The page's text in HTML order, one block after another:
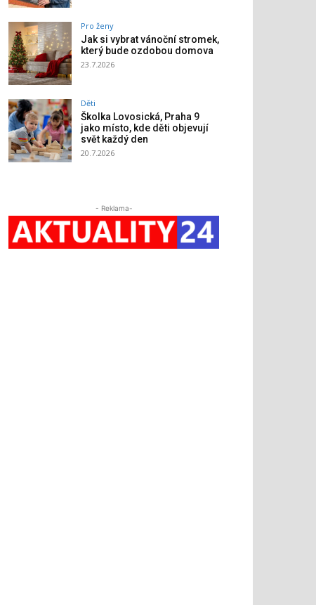
Pro ženy
Jak si vybrat vánoční stromek,
který bude ozdobou domova
23.7.2026
Děti
Školka Lovosická, Praha 9
jako místo, kde děti objevují
svět každý den
20.7.2026
- Reklama-